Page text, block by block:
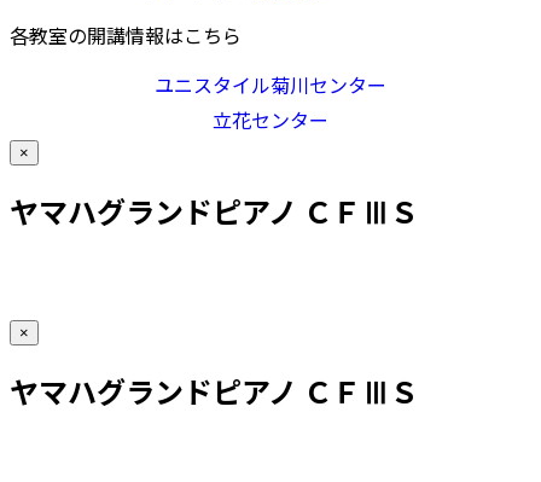
各教室の開講情報はこちら
ユニスタイル菊川センター
立花センター
×
ヤマハグランドピアノ ＣＦⅢＳ
×
ヤマハグランドピアノ ＣＦⅢＳ